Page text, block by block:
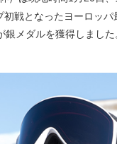
戦となったヨーロッ
メダルを獲得しました